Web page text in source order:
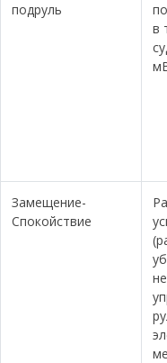
подруль
в
Замещение-
Спокойствие